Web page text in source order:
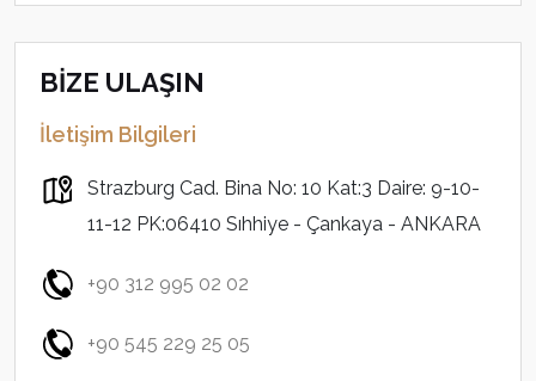
BİZE ULAŞIN
İletişim Bilgileri
Strazburg Cad. Bina No: 10 Kat:3 Daire: 9-10-
11-12 PK:06410 Sıhhiye - Çankaya - ANKARA
+90 312 995 02 02
+90 545 229 25 05